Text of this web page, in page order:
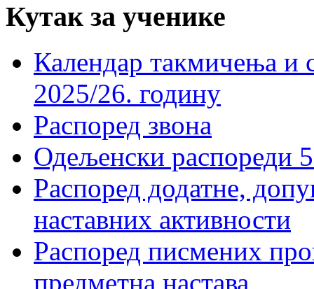
Кутак за ученике
Календар такмичења
2025/26. годину
Распоред звона
Одељенски распореди
Распоред додатне,
наставних активности
Распоред писмених
предметна настава